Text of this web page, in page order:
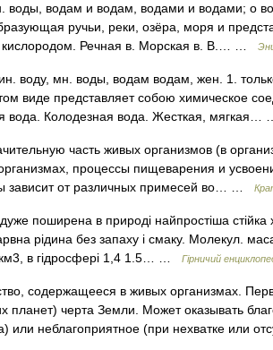
водам и водам, водами и водами; о
ручьи, реки, озёра, моря и
кислородом. Речная в. Морская в. В.… …
воду, мн. воды, водам водам, жен. 1.
виде представляет собою химическое
вода. Колодезная вода. Жесткая,
часть живых организмов (в
процессы пищеварения и
зависит от различных примесей во… …
поширена в природі найпростіша
рідина без запаху і смаку. Молекул.
в гідросфері 1,4 1.5… …
Гірничий
содержащееся в живых организмах.
планет) черта Земли. Может оказывать
или неблагоприятное (при нехватке или